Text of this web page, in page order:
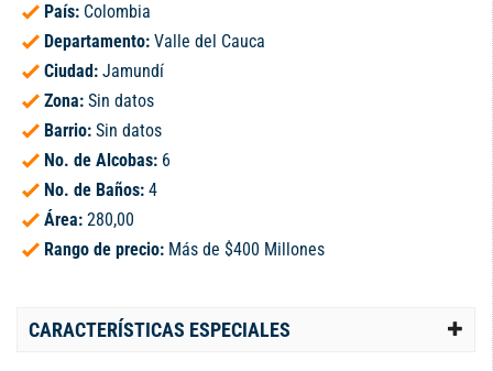
País: Colombia
Departamento: Valle del Cauca
Ciudad: Jamundí
Zona: Sin datos
Barrio: Sin datos
No. de Alcobas: 6
No. de Baños: 4
Área: 280,00
Rango de precio: Más de $400 Millones
CARACTERÍSTICAS ESPECIALES